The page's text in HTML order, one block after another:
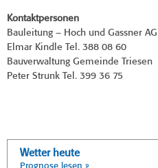
Kontaktpersonen
Bauleitung – Hoch und Gassner AG
Elmar Kindle Tel. 388 08 60
Bauverwaltung Gemeinde Triesen
Peter Strunk Tel. 399 36 75
Wetter heute